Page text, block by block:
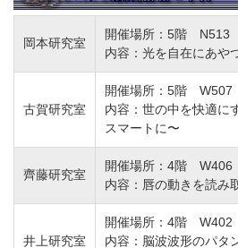
岡本研究室
開催場所：5階 N513
内容：光を自在にあや
古賀研究室
開催場所：5階 W507
内容：世の中を快適に
スマートに〜
齊藤研究室
開催場所：4階 W406
内容：唇の動きを読み
井上研究室
開催場所：4階 W402
内容：脳波波形のパタ